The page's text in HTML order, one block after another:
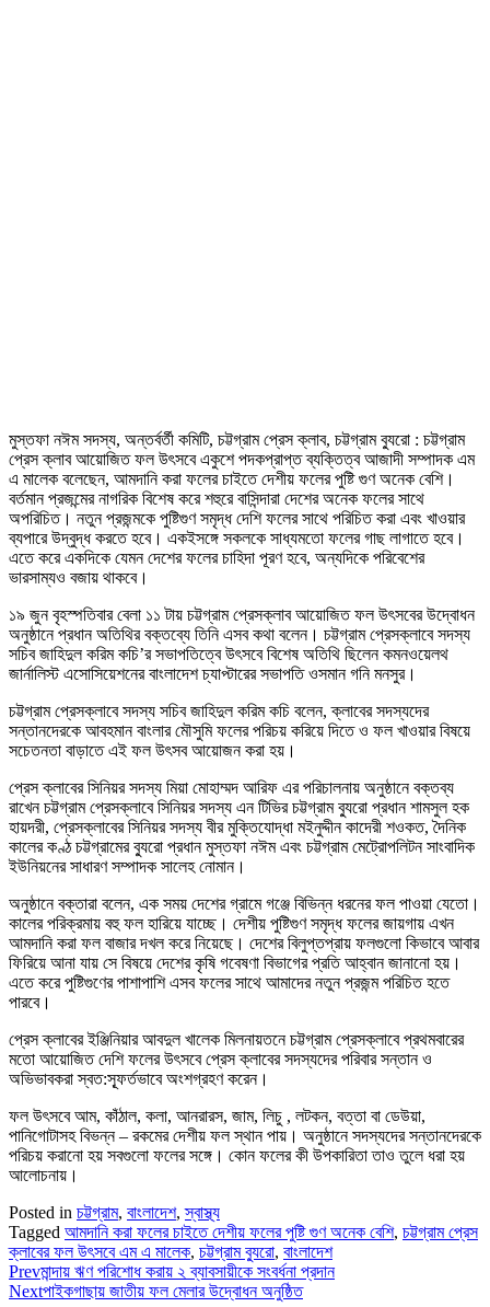
মুস্তফা নঈম সদস্য, অন্তর্বর্তী কমিটি, চট্টগ্রাম প্রেস ক্লাব, চট্টগ্রাম ব্যুরো : চট্টগ্রাম
প্রেস ক্লাব আয়োজিত ফল উৎসবে একুশে পদকপ্রাপ্ত ব্যক্তিত্ব আজাদী সম্পাদক এম
এ মালেক বলেছেন, আমদানি করা ফলের চাইতে দেশীয় ফলের পুষ্টি গুণ অনেক বেশি।
বর্তমান প্রজন্মের নাগরিক বিশেষ করে শহুরে বাসিন্দারা দেশের অনেক ফলের সাথে
অপরিচিত। নতুন প্রজন্মকে পুষ্টিগুণ সমৃদ্ধ দেশি ফলের সাথে পরিচিত করা এবং খাওয়ার
ব্যপারে উদ্বুদ্ধ করতে হবে। একইসঙ্গে সকলকে সাধ্যমতো ফলের গাছ লাগাতে হবে।
এতে করে একদিকে যেমন দেশের ফলের চাহিদা পূরণ হবে, অন্যদিকে পরিবেশের
ভারসাম্যও বজায় থাকবে।
১৯ জুন বৃহস্পতিবার বেলা ১১ টায় চট্টগ্রাম প্রেসক্লাব আয়োজিত ফল উৎসবের উদ্বোধন
অনুষ্ঠানে প্রধান অতিথির বক্তব্যে তিনি এসব কথা বলেন। চট্টগ্রাম প্রেসক্লাবে সদস্য
সচিব জাহিদুল করিম কচি’র সভাপতিত্বে উৎসবে বিশেষ অতিথি ছিলেন কমনওয়েলথ
জার্নালিস্ট এসোসিয়েশনের বাংলাদেশ চ্যাপ্টারের সভাপতি ওসমান গনি মনসুর।
চট্টগ্রাম প্রেসক্লাবে সদস্য সচিব জাহিদুল করিম কচি বলেন, ক্লাবের সদস্যদের
সন্তানদেরকে আবহমান বাংলার মৌসুমি ফলের পরিচয় করিয়ে দিতে ও ফল খাওয়ার বিষয়ে
সচেতনতা বাড়াতে এই ফল উৎসব আয়োজন করা হয়।
প্রেস ক্লাবের সিনিয়র সদস্য মিয়া মোহাম্মদ আরিফ এর পরিচালনায় অনুষ্ঠানে বক্তব্য
রাখেন চট্টগ্রাম প্রেসক্লাবে সিনিয়র সদস্য এন টিভির চট্টগ্রাম ব্যুরো প্রধান শামসুল হক
হায়দরী, প্রেসক্লাবের সিনিয়র সদস্য বীর মুক্তিযোদ্ধা মইনুদ্দীন কাদেরী শওকত, দৈনিক
কালের কণ্ঠ চট্টগ্রামের ব্যুরো প্রধান মুস্তফা নঈম এবং চট্টগ্রাম মেট্রোপলিটন সাংবাদিক
ইউনিয়নের সাধারণ সম্পাদক সালেহ নোমান।
অনুষ্ঠানে বক্তারা বলেন, এক সময় দেশের গ্রামে গঞ্জে বিভিন্ন ধরনের ফল পাওয়া যেতো।
কালের পরিক্রমায় বহু ফল হারিয়ে যাচ্ছে। দেশীয় পুষ্টিগুণ সমৃদ্ধ ফলের জায়গায় এখন
আমদানি করা ফল বাজার দখল করে নিয়েছে। দেশের বিলুপ্তপ্রায় ফলগুলো কিভাবে আবার
ফিরিয়ে আনা যায় সে বিষয়ে দেশের কৃষি গবেষণা বিভাগের প্রতি আহ্বান জানানো হয়।
এতে করে পুষ্টিগুণের পাশাপাশি এসব ফলের সাথে আমাদের নতুন প্রজন্ম পরিচিত হতে
পারবে।
প্রেস ক্লাবের ইঞ্জিনিয়ার আবদুল খালেক মিলনায়তনে চট্টগ্রাম প্রেসক্লাবে প্রথমবারের
মতো আয়োজিত দেশি ফলের উৎসবে প্রেস ক্লাবের সদস্যদের পরিবার সন্তান ও
অভিভাবকরা স্বত:স্ফূর্তভাবে অংশগ্রহণ করেন।
ফল উৎসবে আম, কাঁঠাল, কলা, আনরারস, জাম, লিচু , লটকন, বত্তা বা ডেউয়া,
পানিগোটাসহ বিভন্ন – রকমের দেশীয় ফল স্থান পায়। অনুষ্ঠানে সদস্যদের সন্তানদেরকে
পরিচয় করানো হয় সবগুলো ফলের সঙ্গে। কোন ফলের কী উপকারিতা তাও তুলে ধরা হয়
আলোচনায়।
Posted in চট্টগ্রাম, বাংলাদেশ,স্বাস্থ্য
Tagged আমদানি করা ফলের চাইতে দেশীয় ফলের পুষ্টি গুণ অনেক বেশি, চট্টগ্রাম প্রেস
ক্লাবের ফল উৎসবে এম এ মালেক, চট্টগ্রাম ব্যুরো, বাংলাদেশ
Prevমান্দায় ঋণ পরিশোধ করায় ২ ব্যাবসায়ীকে সংবর্ধনা প্রদান
Nextপাইকগাছায় জাতীয় ফল মেলার উদ্বোধন অনুষ্ঠিত